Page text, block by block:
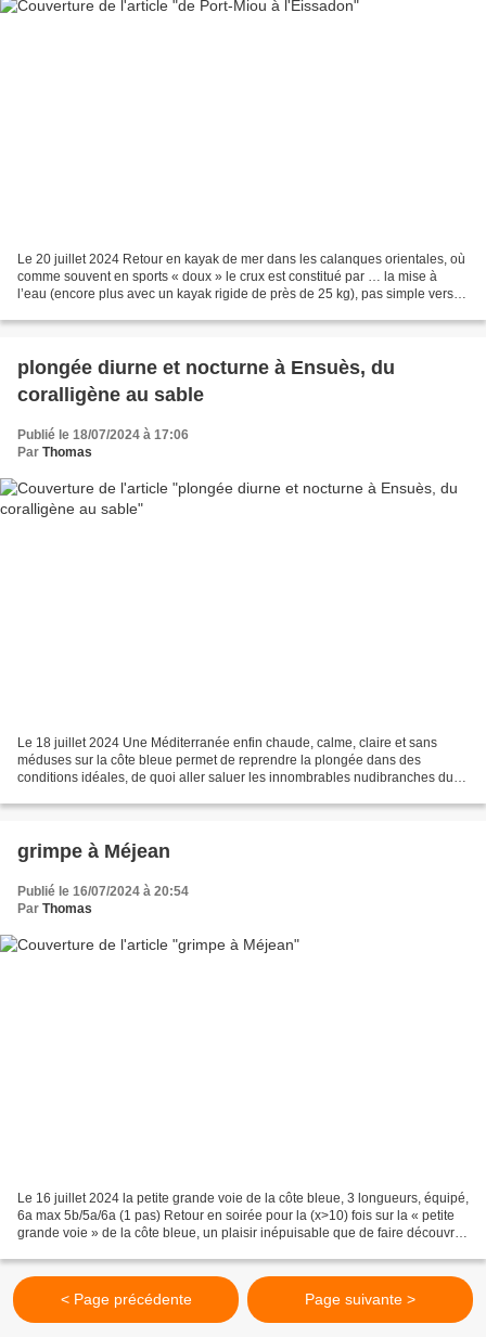
Le 20 juillet 2024 Retour en kayak de mer dans les calanques orientales, où
comme souvent en sports « doux » le crux est constitué par … la mise à
l’eau (encore plus avec un kayak rigide de près de 25 kg), pas simple vers la
plongée diurne et nocturne à Ensuès, du
coralligène au sable
Publié le 18/07/2024 à 17:06
Par Thomas
Le 18 juillet 2024 Une Méditerranée enfin chaude, calme, claire et sans
méduses sur la côte bleue permet de reprendre la plongée dans des
conditions idéales, de quoi aller saluer les innombrables nudibranches du
grimpe à Méjean
Publié le 16/07/2024 à 20:54
Par Thomas
Le 16 juillet 2024 la petite grande voie de la côte bleue, 3 longueurs, équipé,
6a max 5b/5a/6a (1 pas) Retour en soirée pour la (x>10) fois sur la « petite
grande voie » de la côte bleue, un plaisir inépuisable que de faire découvrir
< Page précédente Page suivante >